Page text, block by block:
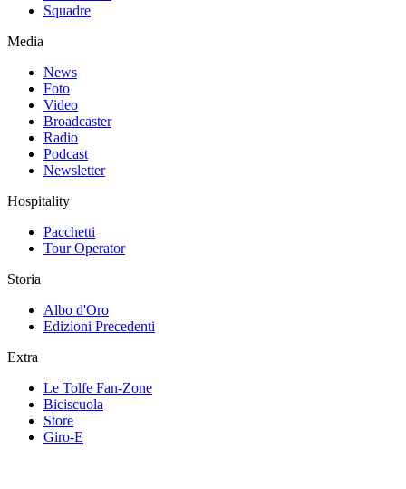
Squadre
Media
News
Foto
Video
Broadcaster
Radio
Podcast
Newsletter
Hospitality
Pacchetti
Tour Operator
Storia
Albo d'Oro
Edizioni Precedenti
Extra
Le Tolfe Fan-Zone
Biciscuola
Store
Giro-E